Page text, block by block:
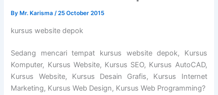
By Mr. Karisma/25 October 2015
kursus website depok
Sedang mencari tempat kursus website depok, Kursus
Komputer, Kursus Website, Kursus SEO, Kursus AutoCAD,
Kursus Website, Kursus Desain Grafis, Kursus Internet
Marketing, Kursus Web Design, Kursus Web Programming?